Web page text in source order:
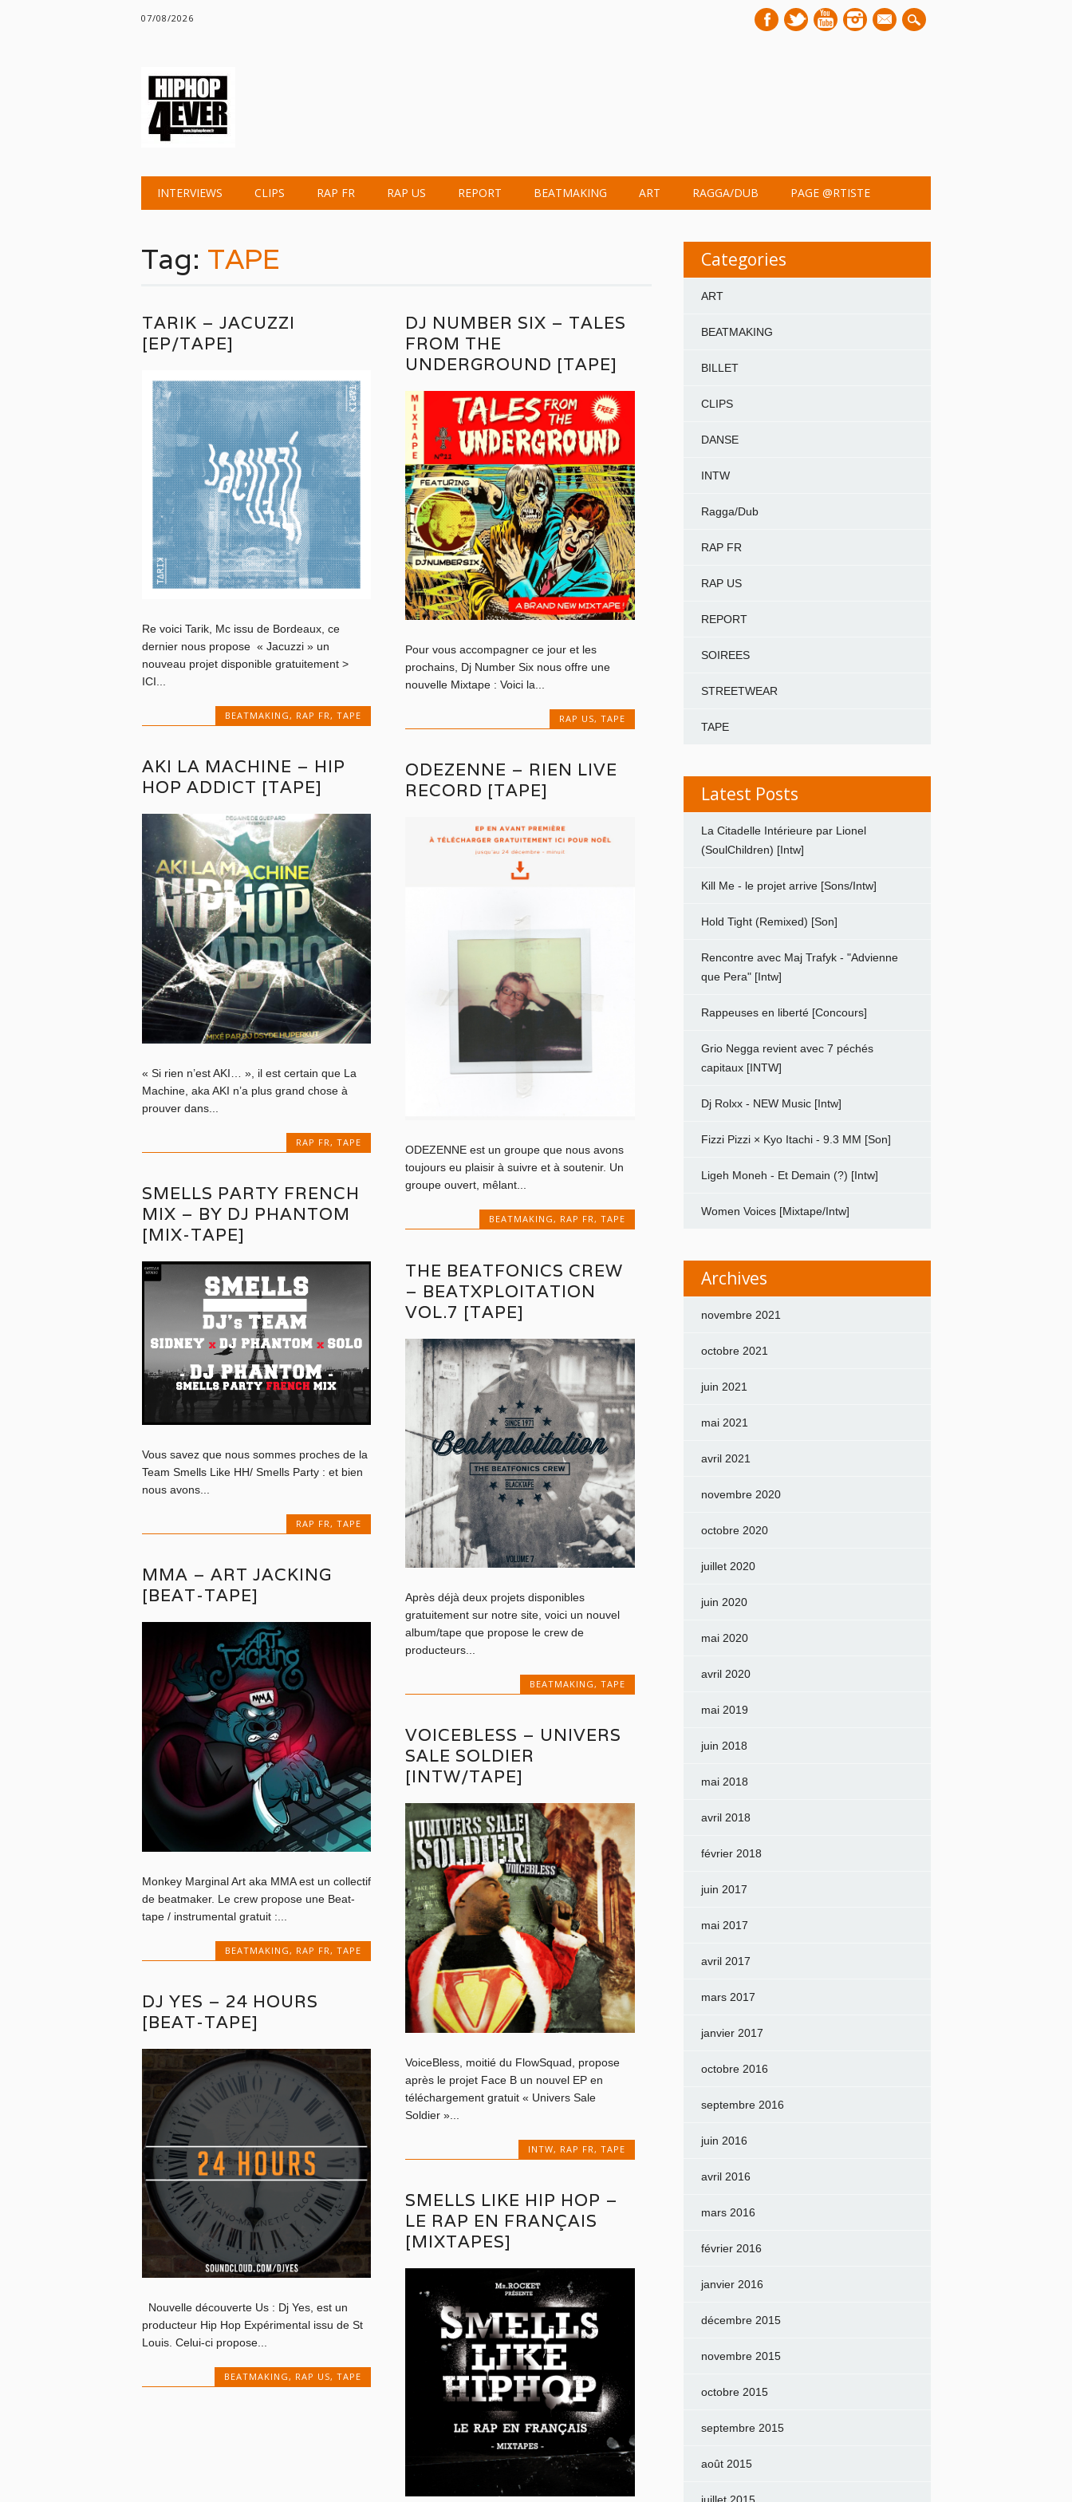
07/08/2026
mail
Main menu
INTERVIEWS CLIPS RAP FR RAP US REPORT BEATMAKING ART RAGGA/DUB PAGE @RTISTE
Tag: TAPE
TARIK – JACUZZI
[EP/TAPE]
Re voici Tarik, Mc issu de Bordeaux, ce
dernier nous propose « Jacuzzi » un
nouveau projet disponible gratuitement >
ICI...
BEATMAKING, RAP FR, TAPE
DJ NUMBER SIX – TALES
FROM THE
UNDERGROUND [TAPE]
Pour vous accompagner ce jour et les
prochains, Dj Number Six nous offre une
nouvelle Mixtape : Voici la...
RAP US, TAPE
AKI LA MACHINE – HIP
HOP ADDICT [TAPE]
« Si rien n’est AKI… », il est certain que La
Machine, aka AKI n’a plus grand chose à
prouver dans...
RAP FR , TAPE
ODEZENNE – RIEN LIVE
RECORD [TAPE]
ODEZENNE est un groupe que nous avons
toujours eu plaisir à suivre et à soutenir. Un
groupe ouvert, mêlant...
BEATMAKING, RAP FR, TAPE
SMELLS PARTY FRENCH
MIX – BY DJ PHANTOM
[MIX-TAPE]
Vous savez que nous sommes proches de la
Team Smells Like HH/ Smells Party : et bien
nous avons...
RAP FR , TAPE
THE BEATFONICS CREW
– BEATXPLOITATION
VOL.7 [TAPE]
Après déjà deux projets disponibles
gratuitement sur notre site, voici un nouvel
album/tape que propose le crew de
producteurs...
BEATMAKING, TAPE
MMA – ART JACKING
[BEAT-TAPE]
Monkey Marginal Art aka MMA est un collectif
de beatmaker. Le crew propose une Beat-
tape / instrumental gratuit :...
BEATMAKING , RAP FR , TAPE
VOICEBLESS – UNIVERS
SALE SOLDIER
[INTW/TAPE]
VoiceBless, moitié du FlowSquad, propose
après le projet Face B un nouvel EP en
téléchargement gratuit « Univers Sale
Soldier »...
INTW, RAP FR , TAPE
DJ YES – 24 HOURS
[BEAT-TAPE]
Nouvelle découverte Us : Dj Yes, est un
producteur Hip Hop Expérimental issu de St
Louis. Celui-ci propose...
BEATMAKING, RAP US, TAPE
SMELLS LIKE HIP HOP –
LE RAP EN FRANÇAIS
[MIXTAPES]
Categories
ART
BEATMAKING
BILLET
CLIPS
DANSE
INTW
Ragga/Dub
RAP FR
RAP US
REPORT
SOIREES
STREETWEAR
TAPE
Latest Posts
La Citadelle Intérieure par Lionel
(SoulChildren) [Intw]
Kill Me - le projet arrive [Sons/Intw]
Hold Tight (Remixed) [Son]
Rencontre avec Maj Trafyk - "Advienne
que Pera" [Intw]
Rappeuses en liberté [Concours]
Grio Negga revient avec 7 péchés
capitaux [INTW]
Dj Rolxx - NEW Music [Intw]
Fizzi Pizzi × Kyo Itachi - 9.3 MM [Son]
Ligeh Moneh - Et Demain (?) [Intw]
Women Voices [Mixtape/Intw]
Archives
novembre 2021
octobre 2021
juin 2021
mai 2021
avril 2021
novembre 2020
octobre 2020
juillet 2020
juin 2020
mai 2020
avril 2020
mai 2019
juin 2018
mai 2018
avril 2018
février 2018
juin 2017
mai 2017
avril 2017
mars 2017
janvier 2017
octobre 2016
septembre 2016
juin 2016
avril 2016
mars 2016
février 2016
janvier 2016
décembre 2015
novembre 2015
octobre 2015
septembre 2015
août 2015